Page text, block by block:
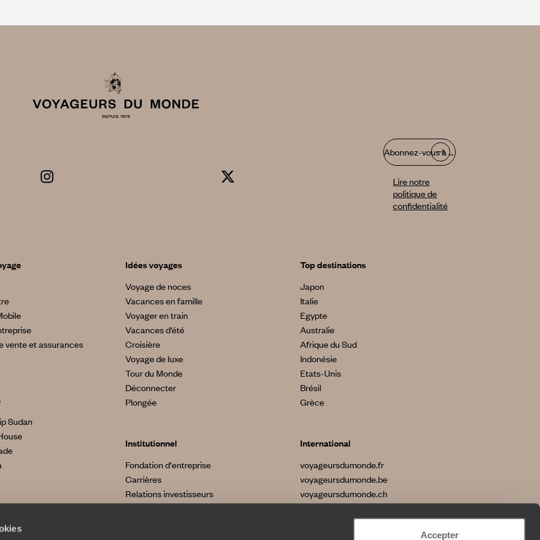
Accepter
Abonnez-vous à notre infolettre
Lire notre
politique de
confidentialité
vente et assurances
Sudan
Idées voyages
Voyage de noces
Vacances en famille
Voyager en train
Vacances d’été
Croisière
Voyage de luxe
Tour du Monde
Déconnecter
Plongée
Institutionnel
Fondation d'entreprise
Carrières
Relations investisseurs
Top destinations
Japon
Italie
Egypte
Australie
Afrique du Sud
Indonésie
Etats-Unis
Brésil
Grèce
International
voyageursdumonde.fr
voyageursdumonde.be
voyageursdumonde.ch
voyageursdumonde.com